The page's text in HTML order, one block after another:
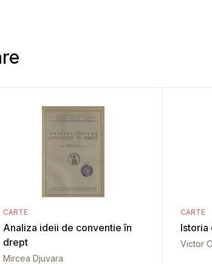
CARTE
Analiza ideii de conventie în
drept
Mircea Djuvara
CARTE
Istoria
Victor